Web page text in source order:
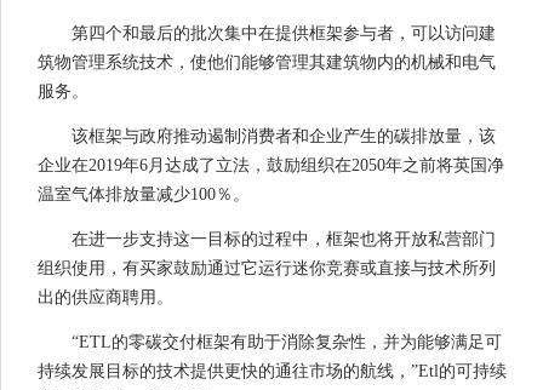
第四个和最后的批次集中在提供框架参与者，可以访问建
筑物管理系统技术，使他们能够管理其建筑物内的机械和电气
服务。
该框架与政府推动遏制消费者和企业产生的碳排放量，该
企业在2019年6月达成了立法，鼓励组织在2050年之前将英国净
温室气体排放量减少100％。
在进一步支持这一目标的过程中，框架也将开放私营部门
组织使用，有买家鼓励通过它运行迷你竞赛或直接与技术所列
出的供应商聘用。
“ETL的零碳交付框架有助于消除复杂性，并为能够满足可
持续发展目标的技术提供更快的通往市场的航线，”Etl的可持续